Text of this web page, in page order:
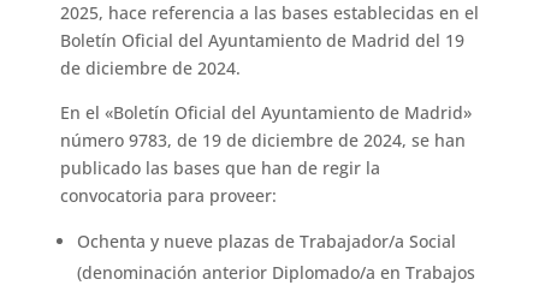
2025, hace referencia a las bases establecidas en el
Boletín Oficial del Ayuntamiento de Madrid del 19
de diciembre de 2024.
En el «Boletín Oficial del Ayuntamiento de Madrid»
número 9783, de 19 de diciembre de 2024, se han
publicado las bases que han de regir la
convocatoria para proveer:
Ochenta y nueve plazas de Trabajador/a Social
(denominación anterior Diplomado/a en Trabajos